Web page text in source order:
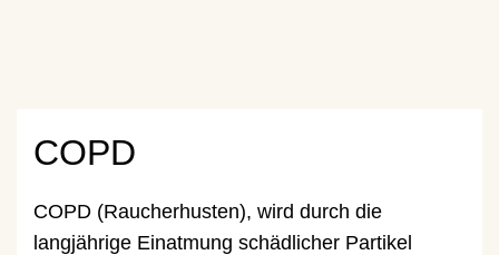
COPD
COPD (Raucherhusten), wird durch die
langjährige Einatmung schädlicher Partikel